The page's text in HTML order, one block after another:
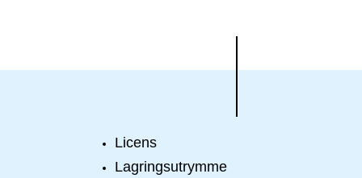
Licens
Lagringsutrymme